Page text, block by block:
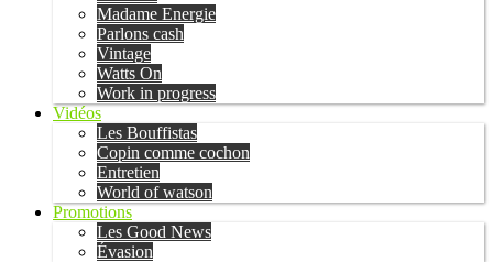
Madame Energie
Parlons cash
Vintage
Watts On
Work in progress
Vidéos
Les Bouffistas
Copin comme cochon
Entretien
World of watson
Promotions
Les Good News
Évasion